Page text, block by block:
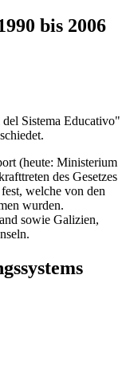
bis 2006
Sistema Educativo"
(heute: Ministerium
des Gesetzes
welche von den
wurden.
sowie Galizien,